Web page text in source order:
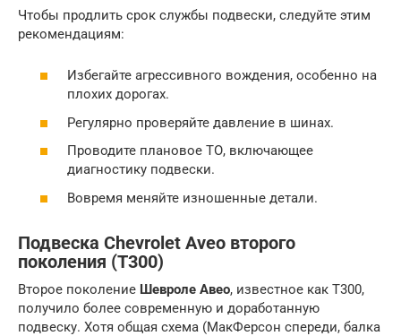
Чтобы продлить срок службы подвески, следуйте этим
рекомендациям:
Избегайте агрессивного вождения, особенно на
плохих дорогах.
Регулярно проверяйте давление в шинах.
Проводите плановое ТО, включающее
диагностику подвески.
Вовремя меняйте изношенные детали.
Подвеска Chevrolet Aveo второго
поколения (T300)
Второе поколение Шевроле Авео, известное как T300,
получило более современную и доработанную
подвеску. Хотя общая схема (МакФерсон спереди, балка